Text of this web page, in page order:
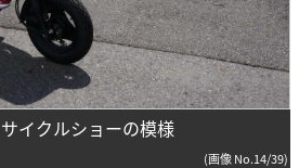
イクルショーの模様
(画像 No.14/39)